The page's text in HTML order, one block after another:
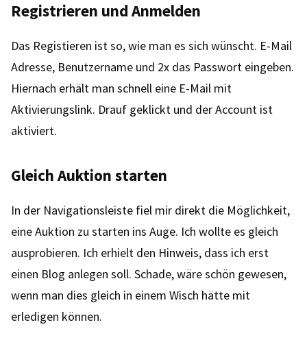
Registrieren und Anmelden
Das Registieren ist so, wie man es sich wünscht. E-Mail
Adresse, Benutzername und 2x das Passwort eingeben.
Hiernach erhält man schnell eine E-Mail mit
Aktivierungslink. Drauf geklickt und der Account ist
aktiviert.
Gleich Auktion starten
In der Navigationsleiste fiel mir direkt die Möglichkeit,
eine Auktion zu starten ins Auge. Ich wollte es gleich
ausprobieren. Ich erhielt den Hinweis, dass ich erst
einen Blog anlegen soll. Schade, wäre schön gewesen,
wenn man dies gleich in einem Wisch hätte mit
erledigen können.